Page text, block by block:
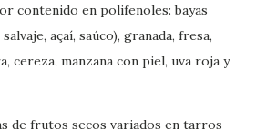
contenido en polifenoles: bayas
açaí, saúco), granada, fresa,
cereza, manzana con piel, uva roja y
de frutos secos variados en tarros